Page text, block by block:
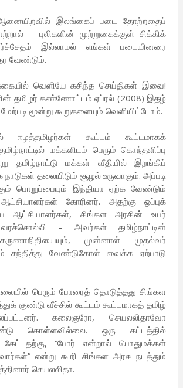
இலங்கைப் படை தோற்றதைப்
– புலிகளின் முற்றுகைக்குள் சிக்கிக்
இல்லாமல் எங்கள் படையினரை
வேண்டும்.
வெளியே கசிந்த செய்திகள் இவை!
தமிழர் கண்ணோட்டம் ஏப்ரல் (2008) இதழ்
மூன்று கூறுகளையும் வெளியிட்டோம்.
ஈழத்தமிழர்கள் கூட்டம் கூட்டமாகக்
மக்களிடம் பெரும் கொந்தளிப்பு
தமிழ்நாட்டு மக்கள் வீதியில் இறங்கிப்
தலையிடும் சூழல் உருவாகும். அப்படி
பொறுப்பையும் இந்தியா ஏற்க வேண்டும்
கோரினர். அதற்கு ஒப்புக்
சிங்கள அரசின் உயர்
வரச்சொல்லி – அவர்கள் தமிழ்நாட்டின்
முன்னாள் முதல்வர்
சந்தித்து வேண்டுகோள் வைக்க ஏற்பாடு
பெரும் போரைத் தொடுத்தது சிங்கள
குண்டு வீச்சில் கூட்டம் கூட்டமாகத் தமிழ்
கலைஞரோ, செயலலிதாவோ
கொள்ளவில்லை. ஒரு கட்டத்தில்
கேட்டதற்கு, “போர் என்றால் பொதுமக்கள்
என்று கூறி சிங்கள அரசு நடத்தும்
செயலலிதா.